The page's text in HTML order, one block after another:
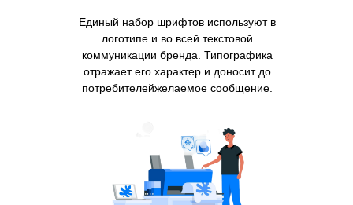
Единый набор шрифтов используют в
логотипе и во всей текстовой
коммуникации бренда. Типографика
отражает его характер и доносит до
потребителейжелаемое сообщение.